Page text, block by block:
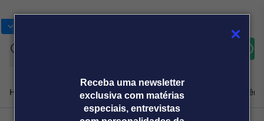
Receba uma newsletter
exclusiva com matérias
especiais, entrevistas
Home Produtos e soluçõesNotíciasBlogWeekend